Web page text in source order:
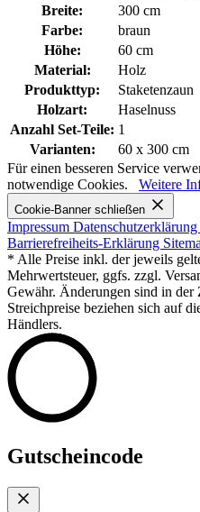
Breite:
300 cm
Farbe:
braun
Höhe:
60 cm
Material:
Holz
Produkttyp:
Staketenzaun
Holzart:
Haselnuss
Anzahl Set-Teile: 1
Varianten:
60 x 300 cm
Für einen besseren Service
notwendige Cookies.
Weitere
Cookie-Banner schließen
Impressum Datenschutzerklärung
Barrierefreiheits-Erklärung
* Alle Preise inkl. der jeweils
Mehrwertsteuer, ggfs. zzgl.
Gewähr. Änderungen sind in der
Streichpreise beziehen sich auf
Händlers.
Gutscheincode